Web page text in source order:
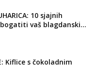
10 sjajnih
vaš blagdanski...
Kiflice s čokoladnim